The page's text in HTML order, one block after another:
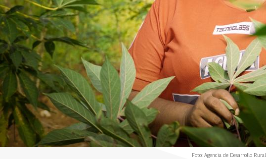
Foto: Agencia de Desarrollo Rural